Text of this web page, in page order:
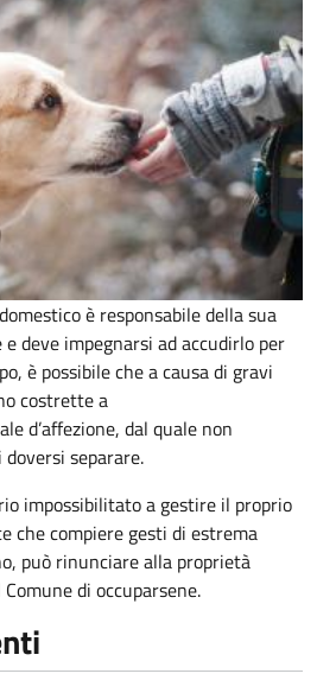
è responsabile della sua
deve impegnarsi ad accudirlo per
è possibile che a causa di gravi
costrette a
d’affezione, dal quale non
separare.
impossibilitato a gestire il proprio
che compiere gesti di estrema
può rinunciare alla proprietà
di occuparsene.